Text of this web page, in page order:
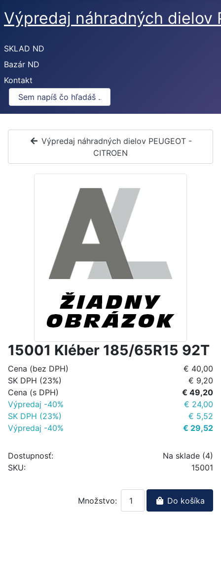
Výpredaj náhradných dielov
SKLAD ND
Bazár ND
Kontakt
Výpredaj náhradných dielov PEUGEOT -
CITROEN
15001 Kléber 185/65R15 92T
Cena (bez DPH)
€ 40,00
SK DPH (23%)
€ 9,20
Cena (s DPH)
€ 49,20
Výpredaj -40%
€ 24,00
SK DPH (23%)
€ 5,52
Výpredaj -40%
€ 29,52
Dostupnosť:
Na sklade (4)
SKU:
15001
Množstvo: Do košíka